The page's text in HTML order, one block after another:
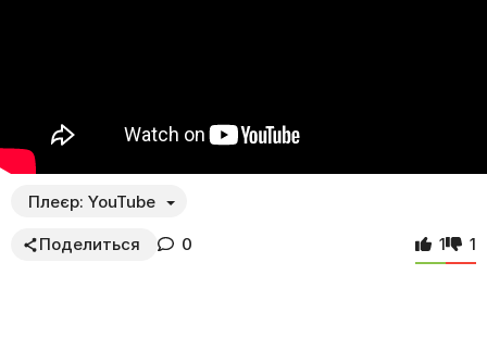
Плеєр: YouTube
Поделиться 0 1 1